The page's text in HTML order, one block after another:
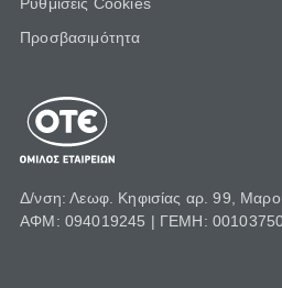
Προσβασιμότητα
Δ/νση: Λεωφ. Κηφισίας αρ. 99,
ΑΦΜ: 094019245 | ΓΕΜΗ: